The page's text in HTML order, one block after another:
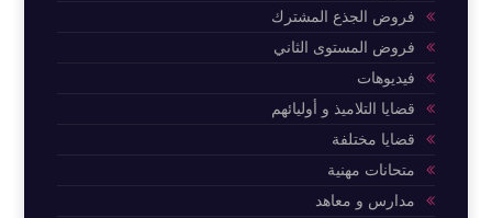
فروض الجذع المشترك
فروض المستوى الثاني
فيديوهات
قضايا التلاميذ و أوليائهم
قضايا مختلفة
متحانات مهنية
مدارس و معاهد